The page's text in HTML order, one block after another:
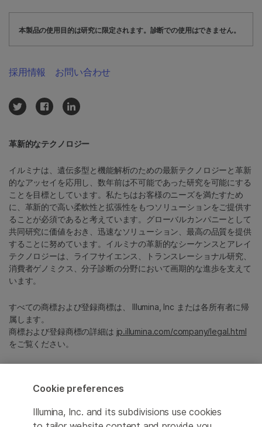
本製品の使用目的は研究に限定されます。診断での使用はできません。
革新的なテクノロジー
イルミナは、遺伝多型と機能解析のための最新テクノロジーと革新
的なアッセイを応用し、数年前は不可能であった研究を可能にする
ことを目標としています。私たちはお客様のニーズを満たすため
に、革新的で高い柔軟性と拡張性をもつソリューションをご提供す
ることが必須であると考えています。グローバルカンパニーとして
共同研究に価値をおき、迅速なソリューション、最高の品質を提供
することに努めています。イルミナの革新的なシーケンスとアレイ
テクノロジーは、ライフサイエンス、トランスレーショナル研究、
消費者ゲノミクス、分子診断の分野において画期的な進歩を支えて
います。
すべての商標および登録商標は、 Illumina, Inc または各所有者に帰
属します。
商標および登録商標の詳細は jp.illumina.com/company/legal.html
をご覧ください。
採用情報 お問い合わせ
Cookie preferences
Illumina, Inc. and its subdivisions use cookies